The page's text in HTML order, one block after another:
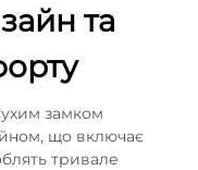
та
замком
що включає
тривале